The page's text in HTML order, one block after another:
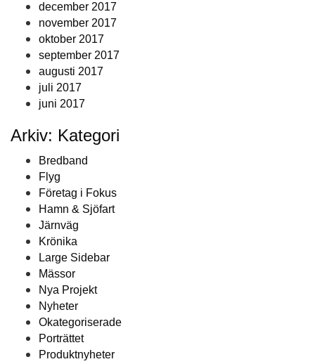
december 2017
november 2017
oktober 2017
september 2017
augusti 2017
juli 2017
juni 2017
Arkiv: Kategori
Bredband
Flyg
Företag i Fokus
Hamn & Sjöfart
Järnväg
Krönika
Large Sidebar
Mässor
Nya Projekt
Nyheter
Okategoriserade
Porträttet
Produktnyheter